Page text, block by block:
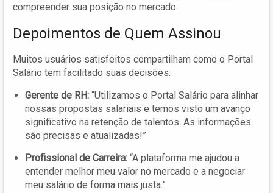
compreender sua posição no mercado.
Depoimentos de Quem Assinou
Muitos usuários satisfeitos compartilham como o Portal
Salário tem facilitado suas decisões:
Gerente de RH: “Utilizamos o Portal Salário para alinhar
nossas propostas salariais e temos visto um avanço
significativo na retenção de talentos. As informações
são precisas e atualizadas!”
Profissional de Carreira: “A plataforma me ajudou a
entender melhor meu valor no mercado e a negociar
meu salário de forma mais justa.”